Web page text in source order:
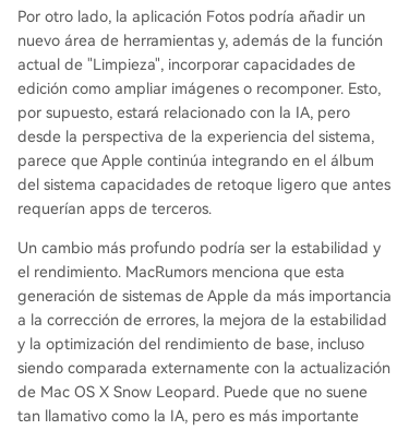
Por otro lado, la aplicación Fotos podría añadir un
nuevo área de herramientas y, además de la función
actual de "Limpieza", incorporar capacidades de
edición como ampliar imágenes o recomponer. Esto,
por supuesto, estará relacionado con la IA, pero
desde la perspectiva de la experiencia del sistema,
parece que Apple continúa integrando en el álbum
del sistema capacidades de retoque ligero que antes
requerían apps de terceros.
Un cambio más profundo podría ser la estabilidad y
el rendimiento. MacRumors menciona que esta
generación de sistemas de Apple da más importancia
a la corrección de errores, la mejora de la estabilidad
y la optimización del rendimiento de base, incluso
siendo comparada externamente con la actualización
de Mac OS X Snow Leopard. Puede que no suene
tan llamativo como la IA, pero es más importante